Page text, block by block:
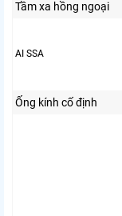
Tầm xa hồng ngoại
AI SSA
Ống kính cố định